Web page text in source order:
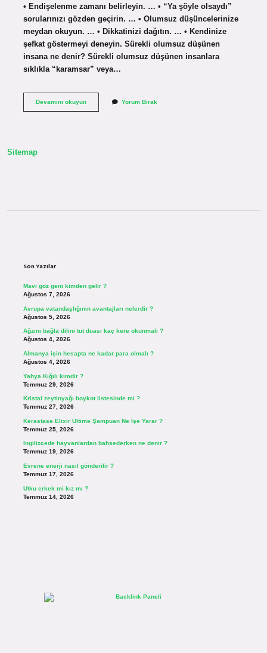
• Endişelenme zamanı belirleyin. … • “Ya şöyle olsaydı”
sorularınızı gözden geçirin. … • Olumsuz düşüncelerinize
meydan okuyun. … • Dikkatinizi dağıtın. … • Kendinize
şefkat göstermeyi deneyin. Sürekli olumsuz düşünen
insana ne denir? Sürekli olumsuz düşünen insanlara
sıklıkla “karamsar” veya…
Devamını okuyunSürekli
Yorum Bırak
Sitemap
Son Yazılar
Mavi göz geni kimden gelir ?
Ağustos 7, 2026
Avrupa vatandaşlığının avantajları nelerdir ?
Ağustos 5, 2026
Ağzını bağla dilini tut duası kaç kere okunmalı ?
Ağustos 4, 2026
Almanya için hesapta ne kadar para olmalı ?
Ağustos 4, 2026
Yahya Kığılı kimdir ?
Temmuz 29, 2026
Kristal zeytinyağı boykot listesinde mi ?
Temmuz 27, 2026
Kerastase Elixir Ultime Şampuan Ne İşe Yarar ?
Temmuz 25, 2026
İngilizcede hayvanlardan bahsederken ne denir ?
Temmuz 19, 2026
Evrene enerji nasıl gönderilir ?
Temmuz 17, 2026
Utku erkek mi kız mı ?
Temmuz 14, 2026